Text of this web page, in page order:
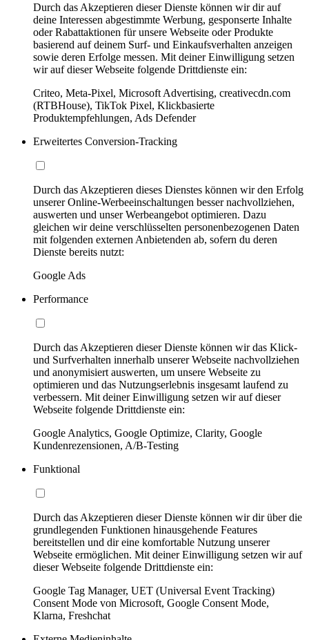
Durch das Akzeptieren dieser Dienste können wir dir auf
deine Interessen abgestimmte Werbung, gesponserte Inhalte
oder Rabattaktionen für unsere Webseite oder Produkte
basierend auf deinem Surf- und Einkaufsverhalten anzeigen
sowie deren Erfolge messen. Mit deiner Einwilligung setzen
wir auf dieser Webseite folgende Drittdienste ein:
Criteo, Meta-Pixel, Microsoft Advertising, creativecdn.com
(RTBHouse), TikTok Pixel, Klickbasierte
Produktempfehlungen, Ads Defender
Erweitertes Conversion-Tracking
Durch das Akzeptieren dieses Dienstes können wir den Erfolg
unserer Online-Werbeeinschaltungen besser nachvollziehen,
auswerten und unser Werbeangebot optimieren. Dazu
gleichen wir deine verschlüsselten personenbezogenen Daten
mit folgenden externen Anbietenden ab, sofern du deren
Dienste bereits nutzt:
Google Ads
Performance
Durch das Akzeptieren dieser Dienste können wir das Klick-
und Surfverhalten innerhalb unserer Webseite nachvollziehen
und anonymisiert auswerten, um unsere Webseite zu
optimieren und das Nutzungserlebnis insgesamt laufend zu
verbessern. Mit deiner Einwilligung setzen wir auf dieser
Webseite folgende Drittdienste ein:
Google Analytics, Google Optimize, Clarity, Google
Kundenrezensionen, A/B-Testing
Funktional
Durch das Akzeptieren dieser Dienste können wir dir über die
grundlegenden Funktionen hinausgehende Features
bereitstellen und dir eine komfortable Nutzung unserer
Webseite ermöglichen. Mit deiner Einwilligung setzen wir auf
dieser Webseite folgende Drittdienste ein:
Google Tag Manager, UET (Universal Event Tracking)
Consent Mode von Microsoft, Google Consent Mode,
Klarna, Freshchat